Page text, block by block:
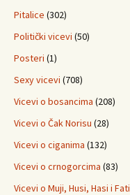
Pitalice (302)
Politički vicevi (50)
Posteri (1)
Sexy vicevi (708)
Vicevi o bosancima (208)
Vicevi o Čak Norisu (28)
Vicevi o ciganima (132)
Vicevi o crnogorcima (83)
Vicevi o Muji, Husi, Hasi i Fati